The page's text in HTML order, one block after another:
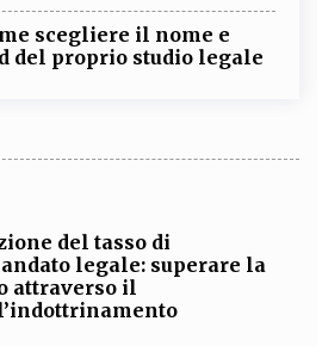
scegliere il nome e
del proprio studio legale
del tasso di
legale: superare la
attraverso il